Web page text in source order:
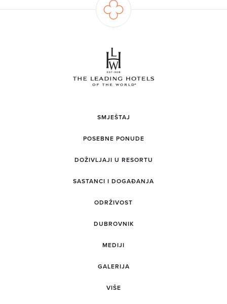
SMJEŠTAJ
POSEBNE PONUDE
DOŽIVLJAJI U RESORTU
SASTANCI I DOGAĐANJA
ODRŽIVOST
DUBROVNIK
MEDIJI
GALERIJA
VIŠE